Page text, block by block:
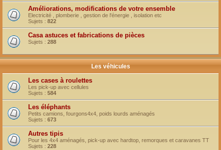
Améliorations, modifications de votre ensemble
Electricité , plomberie , gestion de l'énergie , isolation etc
Sujets : 822
Casa astuces et fabrications de pièces
Sujets : 288
Les véhicules
Les cases à roulettes
Les pick-up avec cellules
Sujets : 584
Les éléphants
Petits camions, fourgons4x4, poids lourds aménagés
Sujets : 673
Autres tipis
Pour les 4x4 aménagés, pick-up avec hardtop, remorques et caravanes TT
Sujets : 228